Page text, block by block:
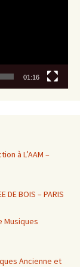
01:16
à L’AAM –
DE BOIS – PARIS
Musiques
Ancienne et